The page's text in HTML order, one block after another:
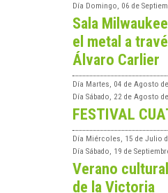
Día Domingo, 06 de
Sala
el metal a
Álvaro Carlier
Día Martes, 04 de Agosto
Día Sábado, 22 de Agosto
FESTIVAL
Día Miércoles, 15 de Julio
Día Sábado, 19 de
Verano
de la Victoria